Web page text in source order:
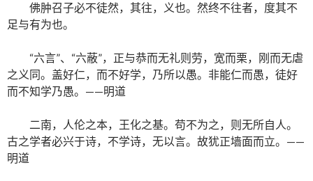
佛肿召子必不徒然，其往，义也。然终不往者，度其不
足与有为也。
“六言”、“六蔽”，正与恭而无礼则劳，宽而栗，刚而无虐
之义同。盖好仁，而不好学，乃所以愚。非能仁而愚，徒好
而不知学乃愚。——明道
二南，人伦之本，王化之基。苟不为之，则无所自人。
古之学者必兴于诗，不学诗，无以言。故犹正墙面而立。——
明道